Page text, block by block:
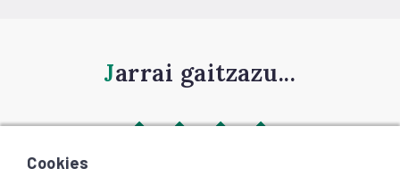
Jarrai gaitzazu...
Cookies